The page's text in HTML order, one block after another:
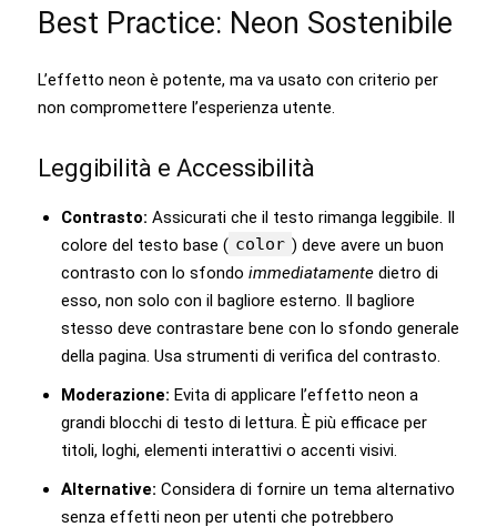
Best Practice: Neon Sostenibile
L’effetto neon è potente, ma va usato con criterio per
non compromettere l’esperienza utente.
Leggibilità e Accessibilità
Contrasto: Assicurati che il testo rimanga leggibile. Il
colore del testo base ( color ) deve avere un buon
contrasto con lo sfondo immediatamente dietro di
esso, non solo con il bagliore esterno. Il bagliore
stesso deve contrastare bene con lo sfondo generale
della pagina. Usa strumenti di verifica del contrasto.
Moderazione: Evita di applicare l’effetto neon a
grandi blocchi di testo di lettura. È più efficace per
titoli, loghi, elementi interattivi o accenti visivi.
Alternative: Considera di fornire un tema alternativo
senza effetti neon per utenti che potrebbero